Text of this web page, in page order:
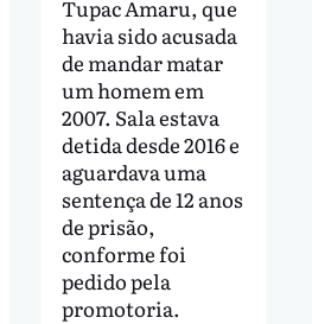
Tupac Amaru, que
havia sido acusada
de mandar matar
um homem em
2007. Sala estava
detida desde 2016 e
aguardava uma
sentença de 12 anos
de prisão,
conforme foi
pedido pela
promotoria.